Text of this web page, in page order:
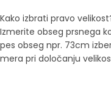
Kako izbrati pravo
Izmerite obseg prsnega
pes obseg npr. 73cm
mera pri določanju